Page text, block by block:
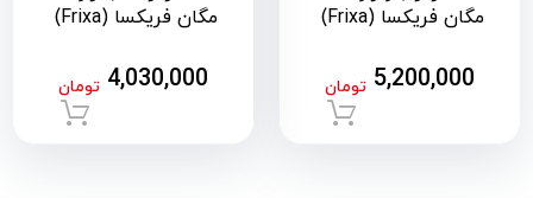
مگان فریکسا (Frixa)
5,200,000 تومان
مگان فریکسا (Frixa)
4,030,000 تومان